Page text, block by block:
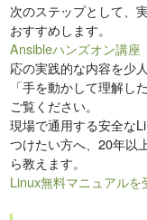
次のステップとして、
おすすめします。
Ansibleハンズオン講座
応の実践的な内容を少
「手を動かして理解し
ご覧ください。
現場で通用する安全な
つけたい方へ、20年以
ら教えます。
Linux無料マニュアルを